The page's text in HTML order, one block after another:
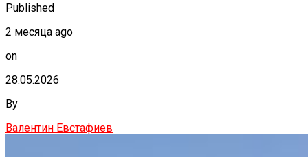
Published
2 месяца ago
on
28.05.2026
By
Валентин Евстафиев